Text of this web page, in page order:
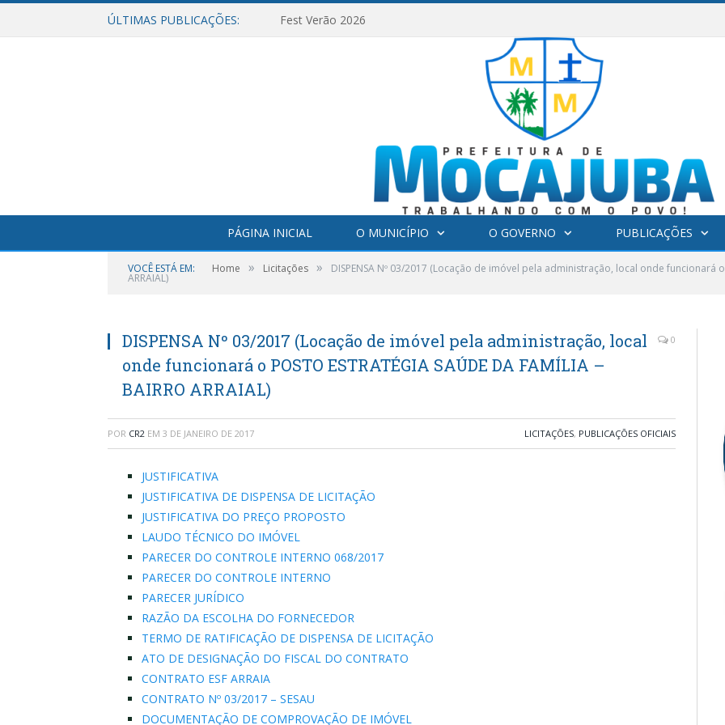
ÚLTIMAS PUBLICAÇÕES: Fest Verão 2026
PÁGINA INICIAL O MUNICÍPIO O GOVERNO PUBLICAÇÕES
VOCÊ ESTÁ EM: Home » Licitações » DISPENSA Nº 03/2017 (Locação de imóvel pela administração, local onde funcionará o
ARRAIAL)
DISPENSA Nº 03/2017 (Locação de imóvel pela administração, local
onde funcionará o POSTO ESTRATÉGIA SAÚDE DA FAMÍLIA –
BAIRRO ARRAIAL)
0
POR CR2 EM 3 DE JANEIRO DE 2017 LICITAÇÕES, PUBLICAÇÕES OFICIAIS
JUSTIFICATIVA
JUSTIFICATIVA DE DISPENSA DE LICITAÇÃO
JUSTIFICATIVA DO PREÇO PROPOSTO
LAUDO TÉCNICO DO IMÓVEL
PARECER DO CONTROLE INTERNO 068/2017
PARECER DO CONTROLE INTERNO
PARECER JURÍDICO
RAZÃO DA ESCOLHA DO FORNECEDOR
TERMO DE RATIFICAÇÃO DE DISPENSA DE LICITAÇÃO
ATO DE DESIGNAÇÃO DO FISCAL DO CONTRATO
CONTRATO ESF ARRAIA
CONTRATO Nº 03/2017 – SESAU
DOCUMENTAÇÃO DE COMPROVAÇÃO DE IMÓVEL